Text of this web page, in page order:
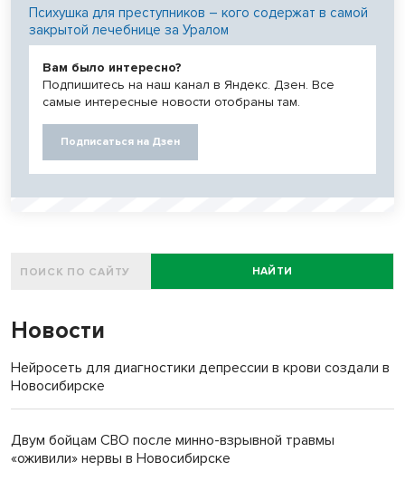
Психушка для преступников – кого содержат в самой
закрытой лечебнице за Уралом
Вам было интересно?
Подпишитесь на наш канал в Яндекс. Дзен. Все
самые интересные новости отобраны там.
Подписаться на Дзен
НАЙТИ
Новости
Нейросеть для диагностики депрессии в крови создали в
Новосибирске
Двум бойцам СВО после минно-взрывной травмы
«оживили» нервы в Новосибирске